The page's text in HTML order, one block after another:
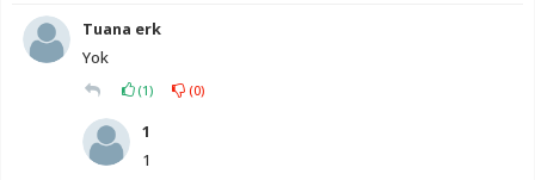
Tuana erk
Yok
(1) (0)
1
1